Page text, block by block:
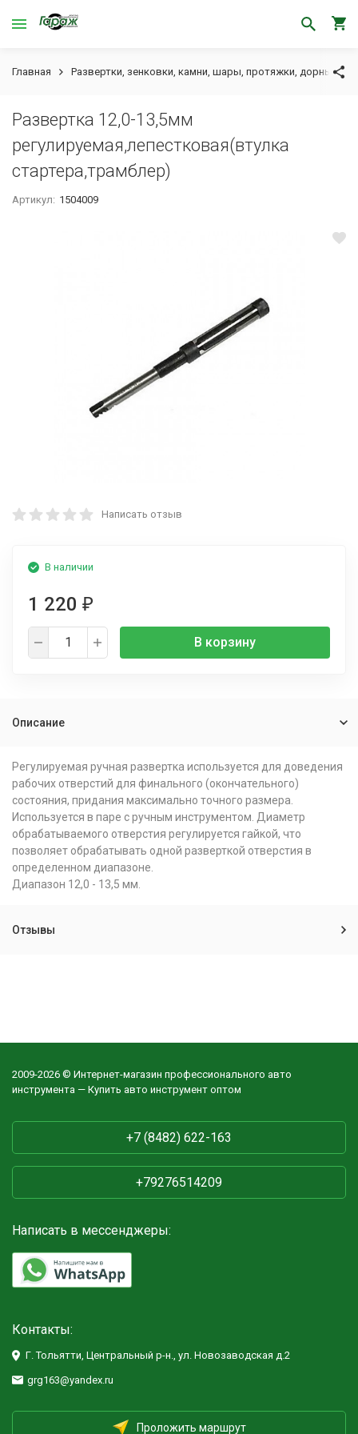
Главная Развертки, зенковки, камни, шары, протяжки, дорны
Развертка 12,0-13,5мм
регулируемая,лепестковая(втулка
стартера,трамблер)
Артикул: 1504009
Написать отзыв
В наличии
1 220 ₽
В корзину
Описание
Регулируемая ручная развертка используется для доведения
рабочих отверстий для финального (окончательного)
состояния, придания максимально точного размера.
Используется в паре с ручным инструментом. Диаметр
обрабатываемого отверстия регулируется гайкой, что
позволяет обрабатывать одной разверткой отверстия в
определенном диапазоне.
Диапазон 12,0 - 13,5 мм.
Отзывы
2009-2026 © Интернет-магазин профессионального авто
инструмента — Купить авто инструмент оптом
+7 (8482) 622-163
+79276514209
Написать в мессенджеры:
Контакты:
Г. Тольятти, Центральный р-н., ул. Новозаводская д.2
grg163@yandex.ru
Проложить маршрут